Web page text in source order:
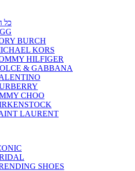
כל
BURCH
KORS
HILFIGER
& GABBANA
CHOO
LAURENT
SHOES